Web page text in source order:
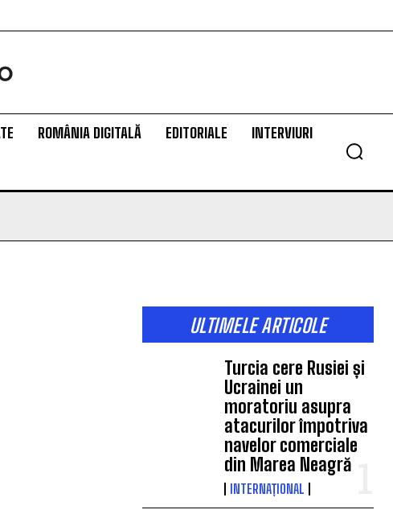
ROMÂNIA DIGITALĂ EDITORIALE INTERVIURI
ULTIMELE ARTICOLE
Turcia cere Rusiei și
Ucrainei un
moratoriu asupra
atacurilor împotriva
navelor comerciale
din Marea Neagră
INTERNAȚIONAL